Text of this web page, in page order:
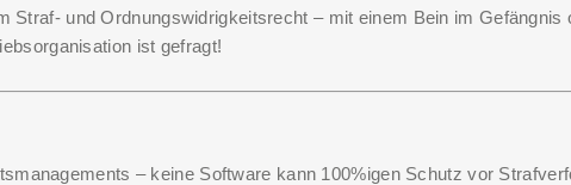
Straf- und Ordnungswidrigkeitsrecht – mit einem Bein im Gefängnis
ist gefragt!
– keine Software kann 100%igen Schutz vor